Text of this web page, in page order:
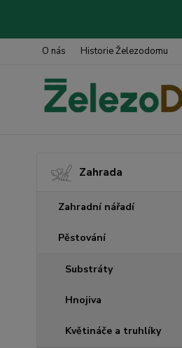
O nás Historie Železodomu
Zahrada
Zahradní nářadí
Pěstování
Substráty
Hnojiva
Květináče a truhlíky